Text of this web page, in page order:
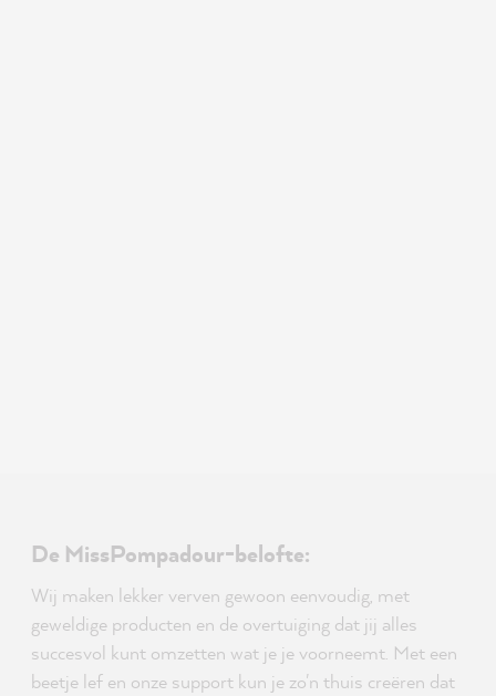
De MissPompadour-belofte:
Wij maken lekker verven gewoon eenvoudig, met
geweldige producten en de overtuiging dat jij alles
succesvol kunt omzetten wat je je voorneemt. Met een
beetje lef en onze support kun je zo'n thuis creëren dat